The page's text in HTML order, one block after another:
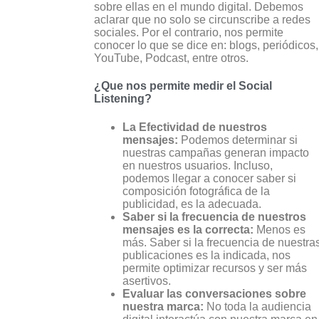
sobre ellas en el mundo digital. Debemos
aclarar que no solo se circunscribe a redes
sociales. Por el contrario, nos permite
conocer lo que se dice en: blogs, periódicos,
YouTube, Podcast, entre otros.
¿Que nos permite medir el Social
Listening?
La Efectividad de nuestros
mensajes: Podemos determinar si
nuestras campañas generan impacto
en nuestros usuarios. Incluso,
podemos llegar a conocer saber si
composición fotográfica de la
publicidad, es la adecuada.
Saber si la frecuencia de nuestros
mensajes es la correcta: Menos es
más. Saber si la frecuencia de
publicaciones es la indicada, nos
permite optimizar recursos y ser más
asertivos.
Evaluar las conversaciones sobre
nuestra marca: No toda la audiencia